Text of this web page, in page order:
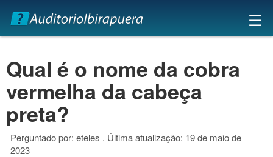
×
☰
Qual é o nome da cobra
vermelha da cabeça
preta?
Perguntado por: eteles . Última atualização: 19 de maio de
2023